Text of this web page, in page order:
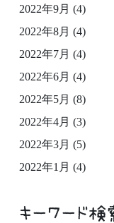
2022年9月 (4)
2022年8月 (4)
2022年7月 (4)
2022年6月 (4)
2022年5月 (8)
2022年4月 (3)
2022年3月 (5)
2022年1月 (4)
キーワード検